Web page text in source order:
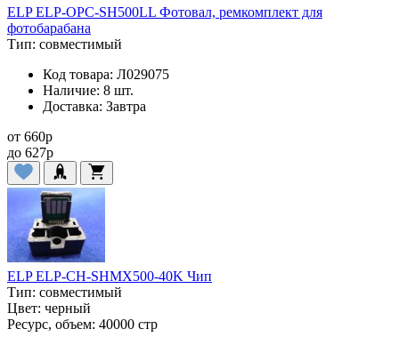
ELP ELP-OPC-SH500LL Фотовал, ремкомплект для
фотобарабана
Тип: совместимый
Код товара: Л029075
Наличие: 8 шт.
Доставка: Завтра
от 660p
до 627p
ELP ELP-CH-SHMX500-40K Чип
Тип: совместимый
Цвет: черный
Ресурс, объем: 40000 стр